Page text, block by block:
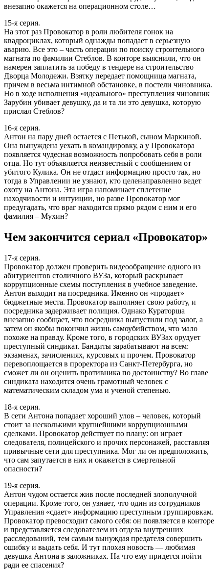
внезапно окажется на операционном столе…
15-я серия.
На этот раз Провокатор в роли любителя гонок на
квадроциклах, который однажды попадает в серьезную
аварию. Все это – часть операции по поиску строительного
магната по фамилии Стеблов. В конторе выяснили, что он
намерен заплатить за победу в тендере на строительство
Дворца Молодежи. Взятку передает помощница магната,
причем в весьма интимной обстановке, в постели чиновника.
Но в ходе исполнения «идеального» преступления чиновник
Зарубин убивает девушку, да и та ли это девушка, которую
прислал Стеблов?
16-я серия.
Антон на пару дней остается с Петькой, сыном Маркиной.
Она вынуждена уехать в командировку, а у Провокатора
появляется чудесная возможность попробовать себя в роли
отца. Но тут объявляется неизвестный с сообщением от
убитого Кулика. Он не отдаст информацию просто так, но
тогда в Управлении не узнают, кто целенаправленно ведет
охоту на Антона. Эта игра напоминает сплетение
находчивости и интуиции, но разве Провокатор мог
предугадать, что враг находится прямо рядом с ним и его
фамилия – Мухин?
Чем закончится сериал «Провокатор»
17-я серия.
Провокатор должен проверить видеообращение одного из
абитуриентов столичного ВУЗа, который раскрывает
коррупционные схемы поступления в учебное заведение.
Антон выходит на посредника. Именно он «продает»
бюджетные места. Провокатор выполняет свою работу, и
посредника задерживает полиция. Однако Кураторша
внезапно сообщает, что посредника выпустили под залог, а
затем он якобы покончил жизнь самоубийством, что мало
похоже на правду. Кроме того, в городских ВУЗах орудует
преступный синдикат. Бандиты зарабатывают на всем:
экзаменах, зачислениях, курсовых и прочем. Провокатор
перевоплощается в проректора из Санкт-Петербурга, но
сможет ли он оценить противника по достоинству? Во главе
синдиката находится очень грамотный человек с
математическим складом ума и ученой степенью.
18-я серия.
В сети Антона попадает хороший улов – человек, который
стоит за несколькими крупнейшими коррупционными
сделками. Провокатор действует по плану: он играет
следователя, полицейского и прочих персонажей, расставляя
привычные сети для преступника. Мог ли он предположить,
что сам запутается в них и окажется в смертельной
опасности?
19-я серия.
Антон чудом остается жив после последней злополучной
операции. Кроме того, он узнает, что один из сотрудников
Управления «сдает» информацию преступным группировкам.
Провокатор превосходит самого себя: он появляется в конторе
и представляется следователем из отдела внутренних
расследований, тем самым вынуждая предателя совершить
ошибку и выдать себя. И тут плохая новость — любимая
девушка Антона в заложниках. На что ему придется пойти
ради ее спасения?